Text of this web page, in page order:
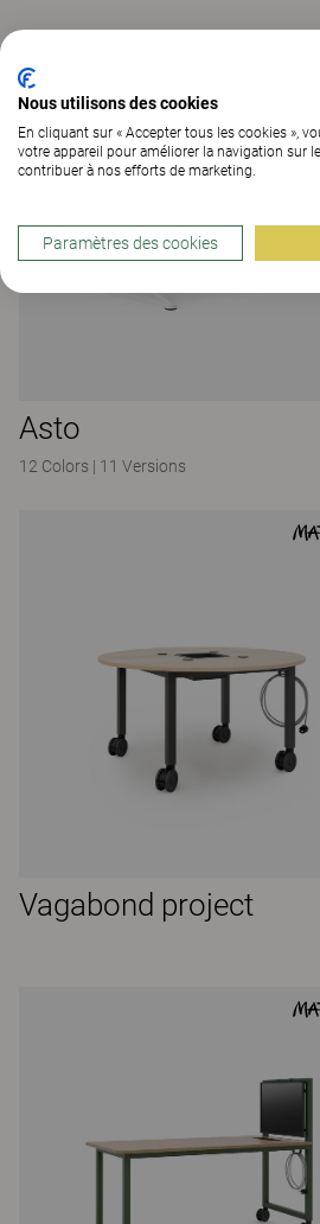
Asto
12 Colors | 11 Versions
Vagabond project
Nous utilisons des cookies
En cliquant sur « Accepter tous les cookies »,
votre appareil pour améliorer la navigation sur
contribuer à nos efforts de marketing.
Paramètres des cookies